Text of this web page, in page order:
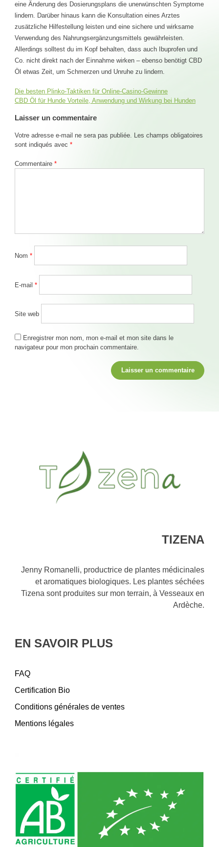
eine Änderung des Dosierungsplans die unerwünschten Symptome
lindern. Darüber hinaus kann die Konsultation eines Arztes
zusätzliche Hilfestellung leisten und eine sichere und wirksame
Verwendung des Nahrungsergänzungsmittels gewährleisten.
Allerdings solltest du im Kopf behalten, dass auch Ibuprofen und
Co. nicht direkt nach der Einnahme wirken – ebenso benötigt CBD
Öl etwas Zeit, um Schmerzen und Unruhe zu lindern.
Navigation
de
l’article
Die besten Plinko-Taktiken für Online-Casino-Gewinne
CBD Öl für Hunde Vorteile, Anwendung und Wirkung bei Hunden
Laisser un commentaire
Votre adresse e-mail ne sera pas publiée. Les champs obligatoires
sont indiqués avec *
Commentaire *
Nom *
E-mail *
Site web
Enregistrer mon nom, mon e-mail et mon site dans le
navigateur pour mon prochain commentaire.
TIZENA
Jenny Romanelli, productrice de plantes médicinales
et aromatiques biologiques. Les plantes séchées
Tizena sont produites sur mon terrain, à Vesseaux en
Ardèche.
EN SAVOIR PLUS
FAQ
Certification Bio
Conditions générales de ventes
Mentions légales